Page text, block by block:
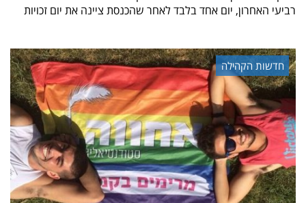
רביעי האחרון, יום אחד בלבד לאחר שהכנסת ציינה את יום זכויות
חדשות הקהילה